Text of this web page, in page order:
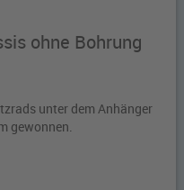
ohne Bohrung
unter dem Anhänger
gewonnen.